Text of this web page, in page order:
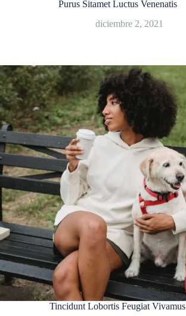
Purus Sitamet Luctus Venenatis
diciembre 2, 2021
Tincidunt Lobortis Feugiat Vivamus